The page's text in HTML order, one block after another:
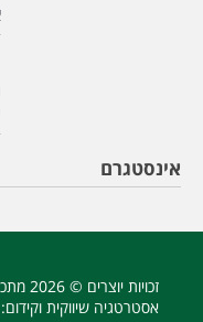
אינסטגרם
זכויות יוצרים © 2026
אסטרטגיה שיווקית וקידום